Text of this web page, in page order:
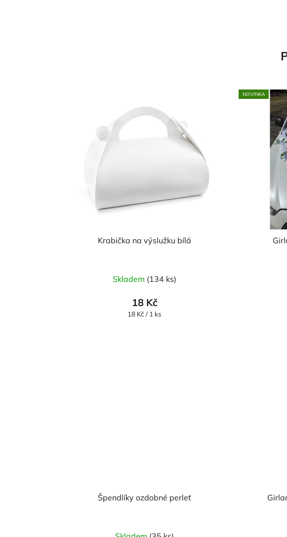
Krabička na výslužku bílá
Skladem (134 ks)
18 Kč
Měrná
18 Kč / 1 ks
NOVINKA
Špendlíky ozdobné perleť